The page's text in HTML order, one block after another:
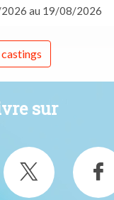
au 19/08/2026
sur